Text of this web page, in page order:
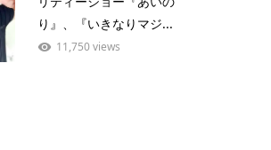
り』、『いきなりマジ...
11,750 views